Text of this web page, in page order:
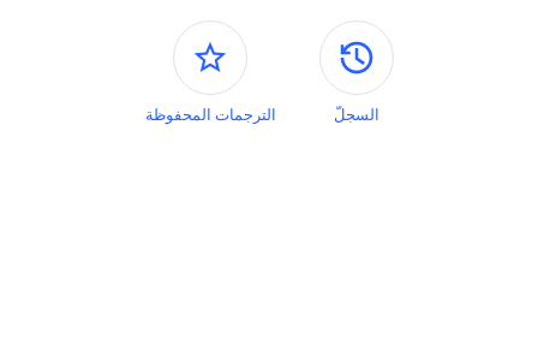
اللوحات الجانبية
السجلّ الترجمات المحفوظة